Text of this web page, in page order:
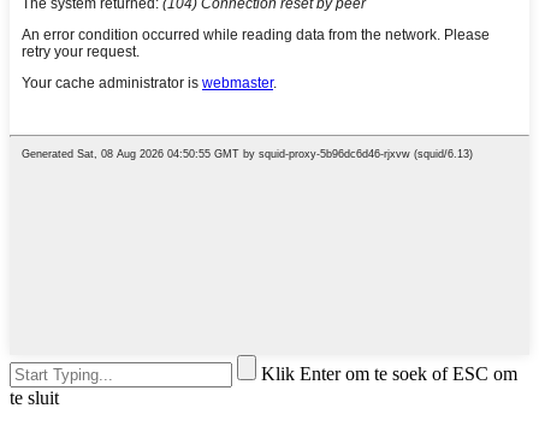
Klik Enter om te soek of ESC om
te sluit